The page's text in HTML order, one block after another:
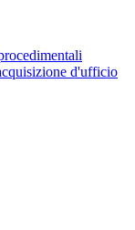
d'ufficio